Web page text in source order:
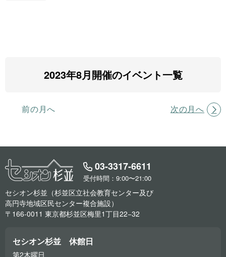
前の月へ
2023年8月開催のイベント一覧
次の月へ
03-3317-6611
受付時間：9:00〜21:00
セシオン杉並（杉並区立社会教育センター及び
高円寺地域区民センター複合施設）
〒166-0011 東京都杉並区梅里1丁目22−32
セシオン杉並 休館日
第2木曜日